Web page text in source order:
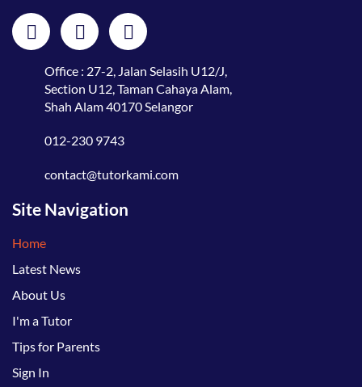
Office : 27-2, Jalan Selasih U12/J,
Section U12, Taman Cahaya Alam,
Shah Alam 40170 Selangor
012-230 9743
contact@tutorkami.com
Site Navigation
Home
Latest News
About Us
I'm a Tutor
Tips for Parents
Sign In